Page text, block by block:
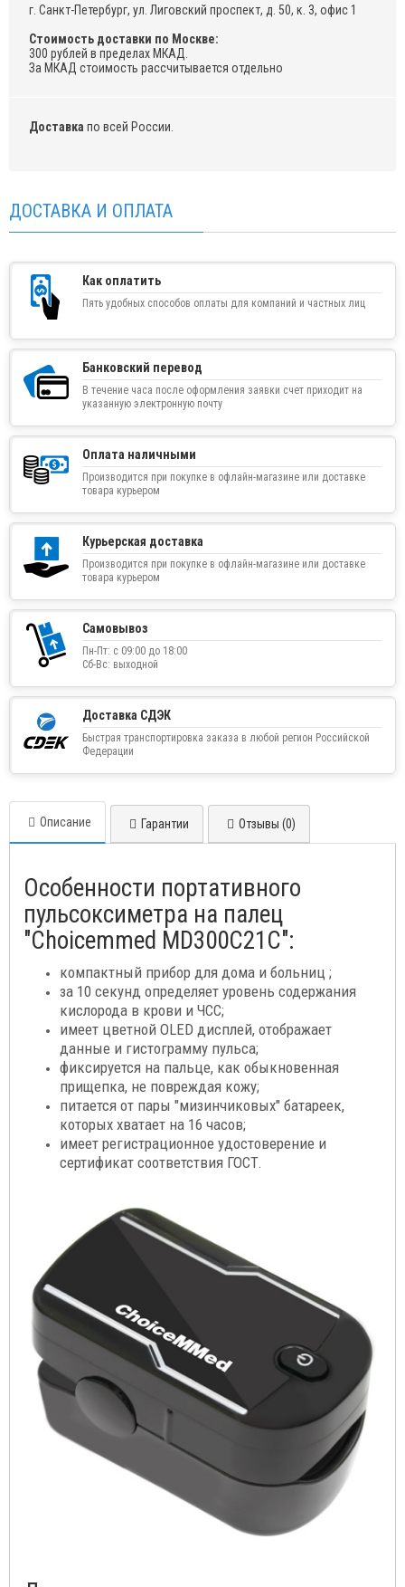
г. Санкт-Петербург, ул. Лиговский проспект, д. 50, к. 3, офис 1
Стоимость доставки по Москве:
300 рублей в пределах МКАД.
За МКАД стоимость рассчитывается отдельно
Доставка по всей России.
ДОСТАВКА И ОПЛАТА
Как оплатить
Пять удобных способов оплаты для компаний и частных лиц
Банковский перевод
В течение часа после оформления заявки счет приходит на
указанную электронную почту
Оплата наличными
Производится при покупке в офлайн-магазине или доставке
товара курьером
Курьерская доставка
Производится при покупке в офлайн-магазине или доставке
товара курьером
Самовывоз
Пн-Пт: с 09:00 до 18:00
Сб-Вс: выходной
Доставка СДЭК
Быстрая транспортировка заказа в любой регион Российской
Федерации
Описание Гарантии Отзывы (0)
Особенности портативного
пульсоксиметра на палец
"Choicemmed MD300C21C":
компактный прибор для дома и больниц ;
за 10 секунд определяет уровень содержания
кислорода в крови и ЧСС;
имеет цветной OLED дисплей, отображает
данные и гистограмму пульса;
фиксируется на пальце, как обыкновенная
прищепка, не повреждая кожу;
питается от пары "мизинчиковых" батареек,
которых хватает на 16 часов;
имеет регистрационное удостоверение и
сертификат соответствия ГОСТ.